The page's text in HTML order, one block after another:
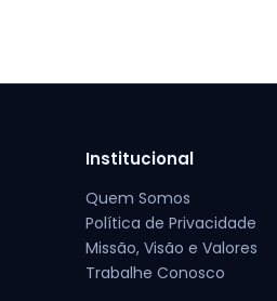
Institucional
Quem Somos
Política de Privacidade
Missão, Visão e Valores
Trabalhe Conosco